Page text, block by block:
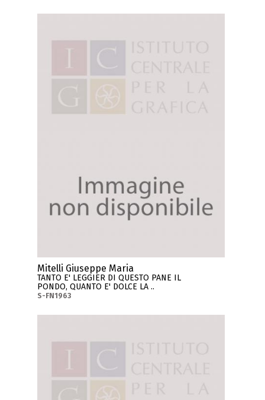
Mitelli Giuseppe Maria
TANTO E' LEGGIER DI QUESTO PANE IL
PONDO, QUANTO E' DOLCE LA ..
S-FN1963